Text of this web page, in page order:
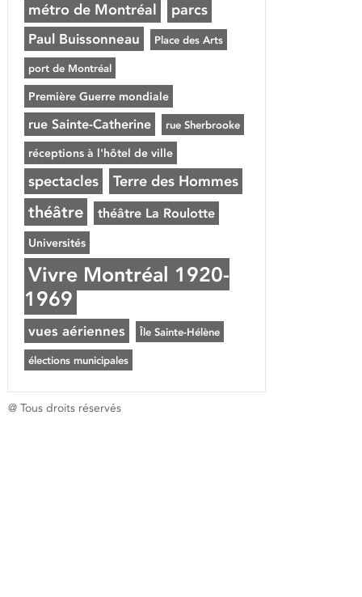
métro de Montréal parcs
Paul Buissonneau Place des Arts
port de Montréal
Première Guerre mondiale
rue Sainte-Catherine rue Sherbrooke
réceptions à l'hôtel de ville
spectacles Terre des Hommes
théâtre théâtre La Roulotte
Universités
Vivre Montréal 1920-
1969
vues aériennes Île Sainte-Hélène
élections municipales
@ Tous droits réservés